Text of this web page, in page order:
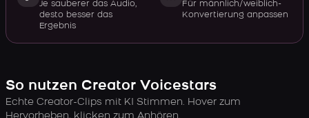
Je sauberer das Audio,
desto besser das
Ergebnis
Für männlich/weiblich-
Konvertierung anpassen
So nutzen Creator Voicestars
Echte Creator-Clips mit KI Stimmen. Hover zum